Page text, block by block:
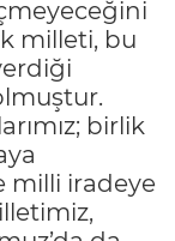
milleti, bu
birlik
milli iradeye